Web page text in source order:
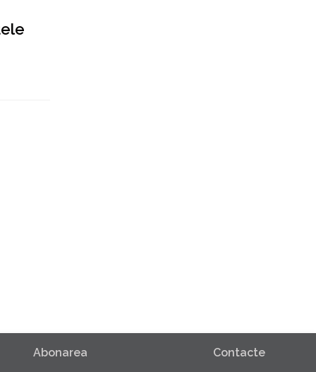
Abonarea Contacte